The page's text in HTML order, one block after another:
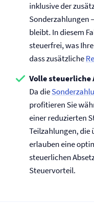
inklusive der
Sonderzahlungen
bleibt. In diesem
steuerfrei, was
dass zusätzliche
Volle
Da die
profitieren Sie
einer reduzierten
Teilzahlungen, die
erlauben eine
steuerlichen
Steuervorteil.